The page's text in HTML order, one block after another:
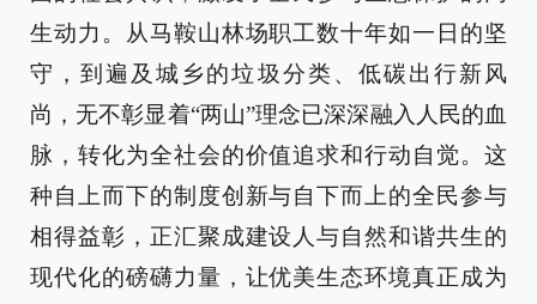
生动力。从马鞍山林场职工数十年如一日的坚
守，到遍及城乡的垃圾分类、低碳出行新风
尚，无不彰显着“两山”理念已深深融入人民的血
脉，转化为全社会的价值追求和行动自觉。这
种自上而下的制度创新与自下而上的全民参与
相得益彰，正汇聚成建设人与自然和谐共生的
现代化的磅礴力量，让优美生态环境真正成为